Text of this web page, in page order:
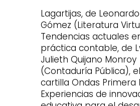
Lagartijas, de
Gómez (Literatura
Tendencias actuales
práctica contable, de
Julieth Quijano Monroy
(Contaduría Pública),
cartilla Ondas Primera
Experiencias de